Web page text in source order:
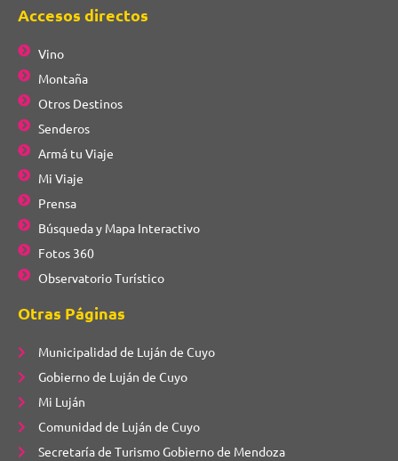
Accesos directos
Vino
Montaña
Otros Destinos
Senderos
Armá tu Viaje
Mi Viaje
Prensa
Búsqueda y Mapa Interactivo
Fotos 360
Observatorio Turístico
Otras Páginas
Municipalidad de Luján de Cuyo
Gobierno de Luján de Cuyo
Mi Luján
Comunidad de Luján de Cuyo
Secretaría de Turismo Gobierno de Mendoza